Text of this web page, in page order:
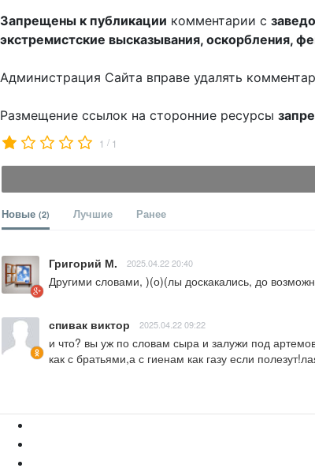
Запрещены к публикации комментарии с
экстремистские высказывания, оскорбления,
Администрация Сайта вправе удалять
Размещение ссылок на сторонние ресурсы
1 / 1
Новые (2) Лучшие Ранее
Григорий М. 2025.04.22 20:40
Другими словами, )(о)(лы доскакались, до
спивак виктор 2025.04.22 09:22
и что? вы уж по словам сыра и залужи под
как с братьями,а с гиенам как газу если